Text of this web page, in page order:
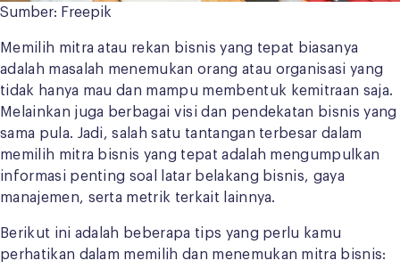
Sumber: Freepik
Memilih mitra atau rekan bisnis yang tepat biasanya
adalah masalah menemukan orang atau organisasi yang
tidak hanya mau dan mampu membentuk kemitraan saja.
Melainkan juga berbagai visi dan pendekatan bisnis yang
sama pula. Jadi, salah satu tantangan terbesar dalam
memilih mitra bisnis yang tepat adalah mengumpulkan
informasi penting soal latar belakang bisnis, gaya
manajemen, serta metrik terkait lainnya.
Berikut ini adalah beberapa tips yang perlu kamu
perhatikan dalam memilih dan menemukan mitra bisnis: